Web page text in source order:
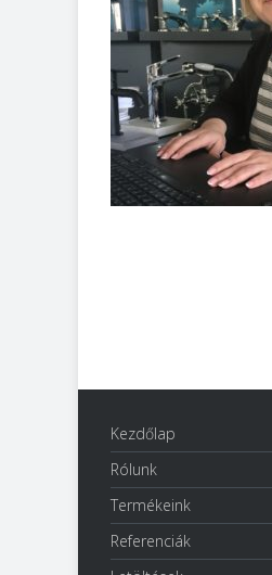
Kezdőlap
Rólunk
Termékeink
Referenciák